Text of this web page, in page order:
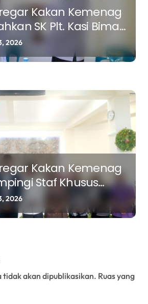
Kakan Kemenag
SK Plt. Kasi Bimas
Keberlanjutan
Sinergi Pelayanan
2026
Kakan Kemenag
Staf Khusus
Kunjungi Chapel
dan Gereja GPT
2026
akan dipublikasikan. Ruas yang